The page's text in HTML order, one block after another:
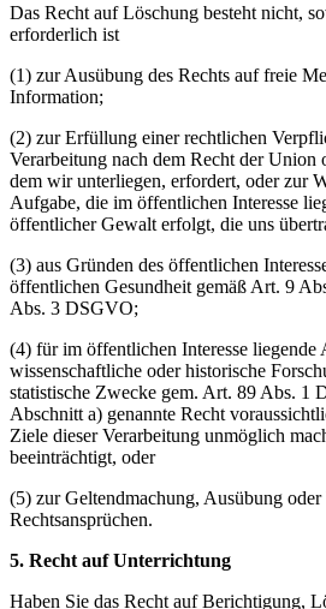
Das Recht auf Löschung besteht nicht,
erforderlich ist
(1) zur Ausübung des Rechts auf freie
Information;
(2) zur Erfüllung einer rechtlichen
Verarbeitung nach dem Recht der Union
dem wir unterliegen, erfordert, oder zur
Aufgabe, die im öffentlichen Interesse
öffentlicher Gewalt erfolgt, die uns
(3) aus Gründen des öffentlichen
öffentlichen Gesundheit gemäß Art. 9
Abs. 3 DSGVO;
(4) für im öffentlichen Interesse liegende
wissenschaftliche oder historische
statistische Zwecke gem. Art. 89 Abs. 1
Abschnitt a) genannte Recht
Ziele dieser Verarbeitung unmöglich
beeinträchtigt, oder
(5) zur Geltendmachung, Ausübung
Rechtsansprüchen.
5. Recht auf Unterrichtung
Haben Sie das Recht auf Berichtigung,